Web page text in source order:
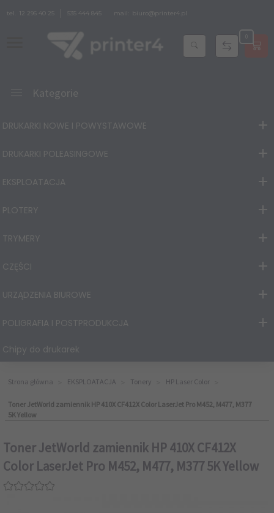
tel. 12 296 40 25 535 444 845 mail: biuro@printer4.pl
Kategorie
DRUKARKI NOWE I POWYSTAWOWE
DRUKARKI POLEASINGOWE
EKSPLOATACJA
PLOTERY
TRYMERY
CZĘŚCI
URZĄDZENIA BIUROWE
POLIGRAFIA I POSTPRODUKCJA
Chipy do drukarek
Strona główna EKSPLOATACJA Tonery HP Laser Color
Toner JetWorld zamiennik HP 410X CF412X Color LaserJet Pro M452, M477, M377
5K Yellow
Toner JetWorld zamiennik HP 410X CF412X
Color LaserJet Pro M452, M477, M377 5K Yellow